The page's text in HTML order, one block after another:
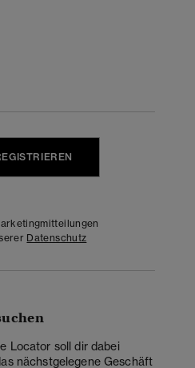
Datenschutz
Locator soll dir dabei
nächstgelegene Geschäft